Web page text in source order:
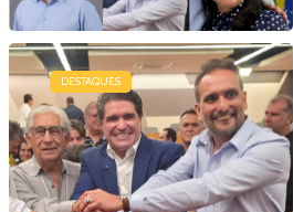
DESTAQUES